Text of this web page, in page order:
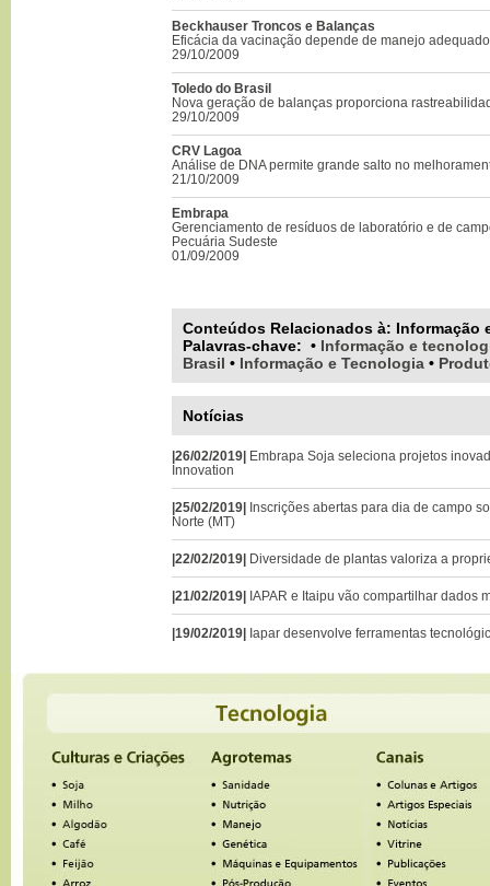
Beckhauser Troncos e Balanças
Eficácia da vacinação depende de manejo adequado
29/10/2009
Toledo do Brasil
Nova geração de balanças proporciona
29/10/2009
CRV Lagoa
Análise de DNA permite grande salto no
21/10/2009
Embrapa
Gerenciamento de resíduos de laboratório e de
Pecuária Sudeste
01/09/2009
Conteúdos Relacionados à: Informação
Palavras-chave: • Informação e
Brasil • Informação e Tecnologia •
Notícias
|26/02/2019| Embrapa Soja seleciona projetos
Innovation
|25/02/2019| Inscrições abertas para dia de campo
Norte (MT)
|22/02/2019| Diversidade de plantas valoriza a
|21/02/2019| IAPAR e Itaipu vão compartilhar dados
|19/02/2019| Iapar desenvolve ferramentas